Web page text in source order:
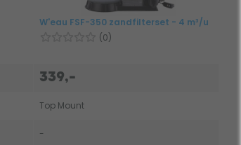
W'eau FSF-350 zandfilterset - 4 m³/u
(0)
339,-
Top Mount
-